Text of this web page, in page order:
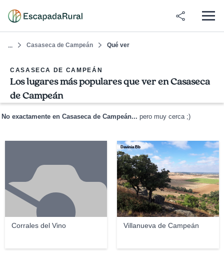
... Casaseca de Campeán Qué ver
CASASECA DE CAMPEÁN
Los lugares más populares que ver en Casaseca
de Campeán
No exactamente en Casaseca de Campeán... pero muy cerca ;)
Corrales del Vino Villanueva de Campeán
Davinia Bb